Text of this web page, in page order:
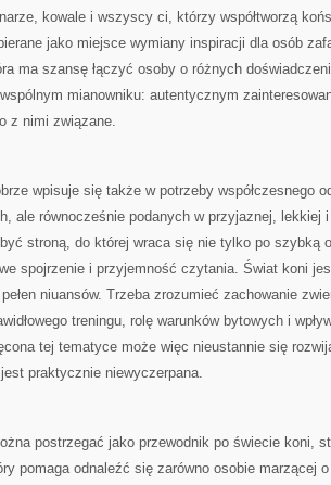
kowale i wszyscy ci, którzy współtworzą
jako miejsce wymiany inspiracji dla osób
ma szansę łączyć osoby o różnych
mianowniku: autentycznym
z nimi związane.
wpisuje się także w potrzeby współczesnego
ale równocześnie podanych w przyjaznej, lekkiej
być stroną, do której wraca się nie tylko po szybką
spojrzenie i przyjemność czytania. Świat koni
niuansów. Trzeba zrozumieć zachowanie
treningu, rolę warunków bytowych i
tej tematyce może więc nieustannie się
praktycznie niewyczerpana.
postrzegać jako przewodnik po świecie koni,
pomaga odnaleźć się zarówno osobie marzącej